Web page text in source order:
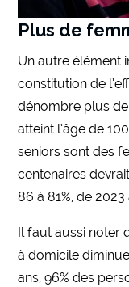
Plus de
Un autre élément
constitution de
dénombre plus
atteint l’âge de
seniors sont des
centenaires
86 à 81%, de 2023
Il faut aussi noter
à domicile
ans, 96% des